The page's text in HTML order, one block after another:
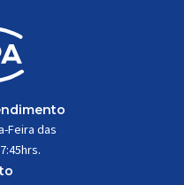
Feira das